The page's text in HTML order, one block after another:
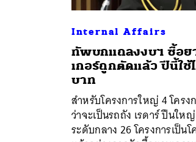
Internal Affairs
ทัพบกแถลงงบฯ ซื้อยา
เกอร์ถูกตัดแล้ว ปีนี้ใช้
บาท
สำหรับโครงการใหญ่ 4 โคร
ว่าจะเป็นรถถัง เรดาร์ ปืนให
ระดับกลาง 26 โครงการเป็น